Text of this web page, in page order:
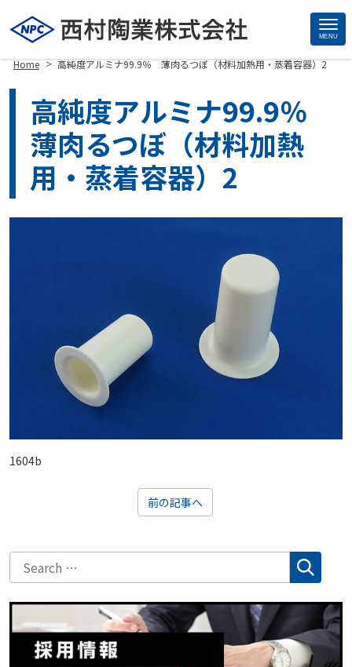
MENU
Home > 高純度アルミナ99.9％ 薄肉るつぼ（材料加熱用・蒸着容器）2
高純度アルミナ99.9％
薄肉るつぼ（材料加熱
用・蒸着容器）2
1604b
前の記事へ
Site
Footer